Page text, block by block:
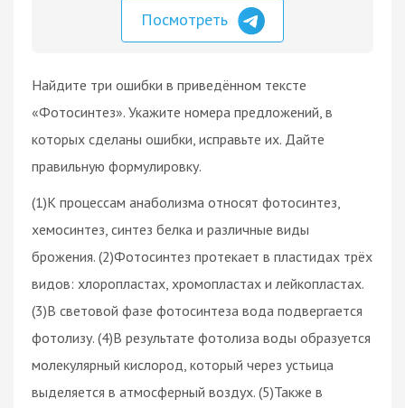
Посмотреть
Найдите три ошибки в приведённом тексте
«Фотосинтез». Укажите номера предложений, в
которых сделаны ошибки, исправьте их. Дайте
правильную формулировку.
(1)К процессам анаболизма относят фотосинтез,
хемосинтез, синтез белка и различные виды
брожения. (2)Фотосинтез протекает в пластидах трёх
видов: хлоропластах, хромопластах и лейкопластах.
(3)В световой фазе фотосинтеза вода подвергается
фотолизу. (4)В результате фотолиза воды образуется
молекулярный кислород, который через устьица
выделяется в атмосферный воздух. (5)Также в